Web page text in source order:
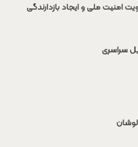
امنیت ملی و ایجاد بازدارندگی
سراسری